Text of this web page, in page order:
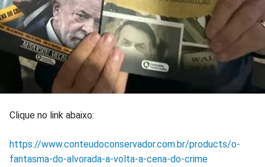
Clique no link abaixo:
https://www.conteudoconservador.com.br/products/o-
fantasma-do-alvorada-a-volta-a-cena-do-crime